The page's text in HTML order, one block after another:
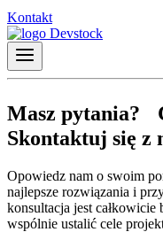
Kontakt
Masz pytania?
Skontaktuj się z
Opowiedz nam o swoim
najlepsze rozwiązania i
konsultacja jest całkowicie
wspólnie ustalić cele